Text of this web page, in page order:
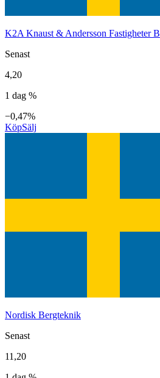
K2A Knaust & Andersson Fastigheter B
Senast
4,20
1 dag %
−0,47%
KöpSälj
Nordisk Bergteknik
Senast
11,20